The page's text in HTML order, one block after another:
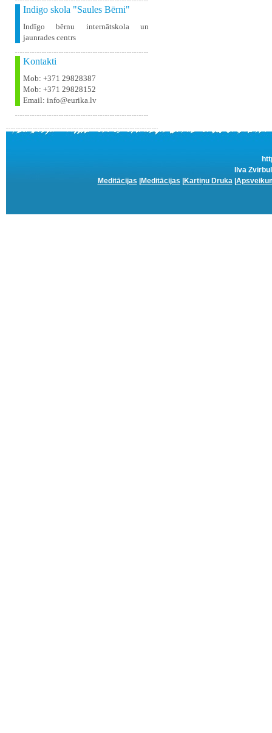
Indigo skola "Saules Bērni"
Indīgo bērnu internātskola un
jaunrades centrs
Kontakti
Mob: +371 29828387
Mob: +371 29828152
Email: info@eurika.lv
Ilva
Meditācijas
Meditācijas Kartiņu Druka|